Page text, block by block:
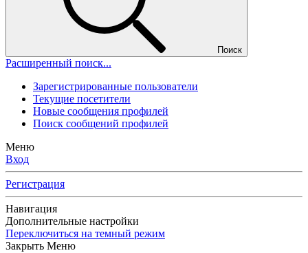
Поиск
Расширенный поиск...
Зарегистрированные пользователи
Текущие посетители
Новые сообщения профилей
Поиск сообщений профилей
Меню
Вход
Регистрация
Навигация
Дополнительные настройки
Переключиться на темный режим
Закрыть Меню